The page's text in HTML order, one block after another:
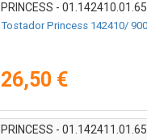
PRINCESS -
Tostador Princess 142410/
26,50 €
PRINCESS -